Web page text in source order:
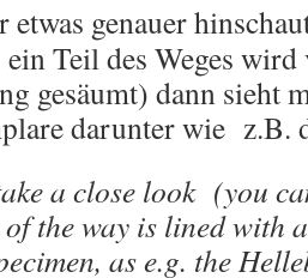
etwas genauer
Teil des Weges
gesäumt) dann sieht
darunter wie z.B.
a close look (you
the way is lined with
as e.g. the